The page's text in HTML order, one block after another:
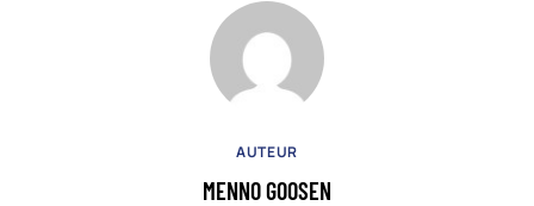
AUTEUR
MENNO GOOSEN